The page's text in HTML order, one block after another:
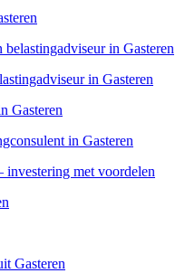
in Gasteren
in Gasteren
Gasteren
in Gasteren
investering met voordelen
Gasteren